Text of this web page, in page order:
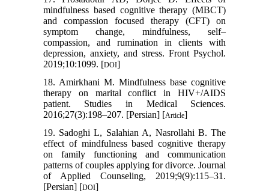
mindfulness based cognitive therapy (MBCT)
and compassion focused therapy (CFT) on
symptom change, mindfulness, self–
compassion, and rumination in clients with
depression, anxiety, and stress. Front Psychol.
2019;10:1099. [DOI]
18. Amirkhani M. Mindfulness base cognitive
therapy on marital conflict in HIV+/AIDS
patient. Studies in Medical Sciences.
2016;27(3):198–207. [Persian] [Article]
19. Sadoghi L, Salahian A, Nasrollahi B. The
effect of mindfulness based cognitive therapy
on family functioning and communication
patterns of couples applying for divorce. Journal
of Applied Counseling, 2019;9(9):115–31.
[Persian] [DOI]